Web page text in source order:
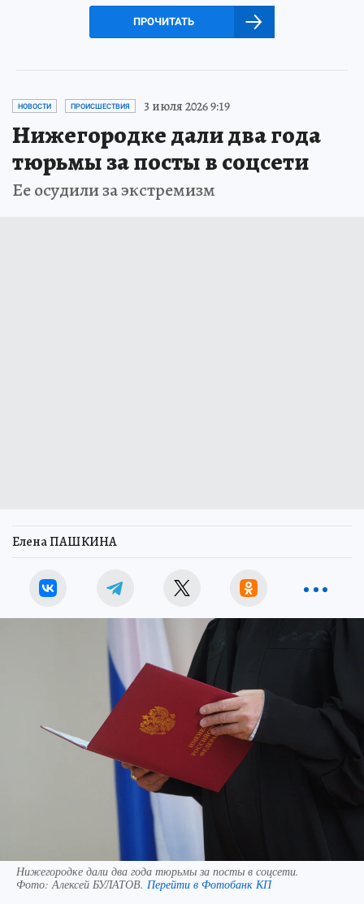
ПРОЧИТАТЬ
НОВОСТИ ПРОИСШЕСТВИЯ 3 июля 2026 9:19
Нижегородке дали два года
тюрьмы за посты в соцсети
Ее осудили за экстремизм
Елена ПАШКИНА
Нижегородке дали два года тюрьмы за посты в соцсети.
Фото:Алексей БУЛАТОВ. Перейти в Фотобанк КП